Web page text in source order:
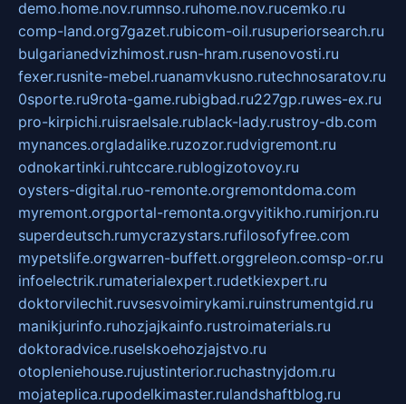
demo.home.nov.rumnso.ruhome.nov.rucemko.ru
comp-land.org7gazet.rubicom-oil.rusuperiorsearch.ru
bulgarianedvizhimost.rusn-hram.rusenovosti.ru
fexer.rusnite-mebel.ruanamvkusno.rutechnosaratov.ru
0sporte.ru9rota-game.rubigbad.ru227gp.ruwes-ex.ru
pro-kirpichi.ruisraelsale.rublack-lady.rustroy-db.com
mynances.orgladalike.ruzozor.rudvigremont.ru
odnokartinki.ruhtccare.rublogizotovoy.ru
oysters-digital.ruo-remonte.orgremontdoma.com
myremont.orgportal-remonta.orgvyitikho.rumirjon.ru
superdeutsch.rumycrazystars.rufilosofyfree.com
mypetslife.orgwarren-buffett.orggreleon.comsp-or.ru
infoelectrik.rumaterialexpert.rudetkiexpert.ru
doktorvilechit.ruvsesvoimirykami.ruinstrumentgid.ru
manikjurinfo.ruhozjajkainfo.rustroimaterials.ru
doktoradvice.ruselskoehozjajstvo.ru
otopleniehouse.rujustinterior.ruchastnyjdom.ru
mojateplica.rupodelkimaster.rulandshaftblog.ru